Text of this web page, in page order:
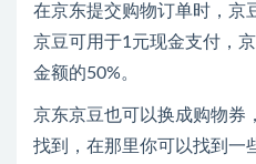
在京东提交购物订单时，京
京豆可用于1元现金支付，
金额的50%。
京东京豆也可以换成购物券
找到，在那里你可以找到一